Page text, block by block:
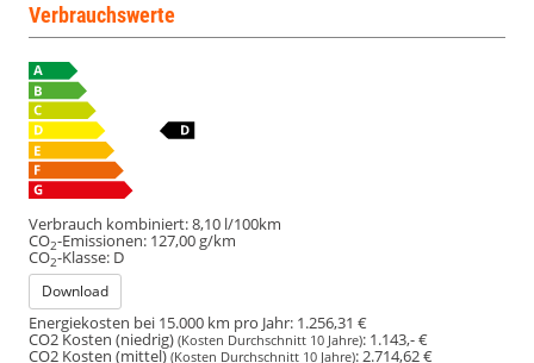
Verbrauchswerte
Verbrauch kombiniert:8,10 l/100km
CO2-Emissionen: 127,00 g/km
CO2-Klasse: D
Download
Energiekosten bei 15.000 km pro Jahr: 1.256,31 €
CO2 Kosten (niedrig) (Kosten Durchschnitt 10 Jahre): 1.143,- €
CO2 Kosten (mittel)(Kosten Durchschnitt 10 Jahre):2.714,62 €